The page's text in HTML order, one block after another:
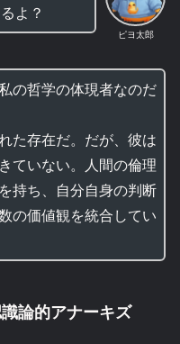
ピヨ太郎
よ？
の哲学の体現者なのだ
た存在だ。だが、彼は
ていない。人間の倫理
持ち、自分自身の判断
の価値観を統合してい
論的アナーキズ